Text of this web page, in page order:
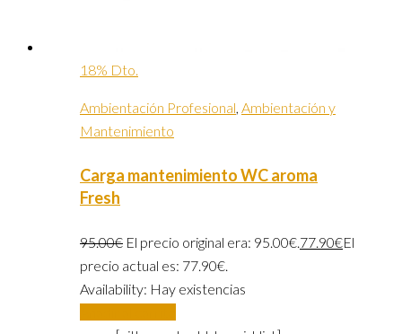
18% Dto.
Ambientación Profesional Ambientación y
Mantenimiento
Carga mantenimiento WC aroma
Fresh
95.00€ El precio original era: 95.00€. 77.90€El
precio actual es: 77.90€.
Availability: Hay existencias